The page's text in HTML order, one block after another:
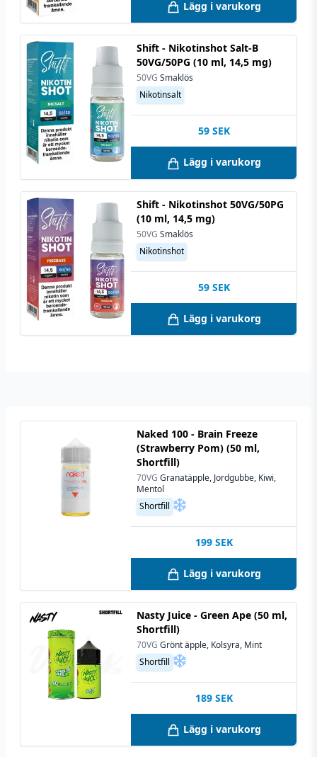
Lägg i varukorg
Shift - Nikotinshot Salt-B
50VG/50PG (10 ml, 14,5 mg)
50VG Smaklös
Nikotinsalt
59 SEK
Lägg i varukorg
Shift - Nikotinshot 50VG/50PG
(10 ml, 14,5 mg)
50VG Smaklös
Nikotinshot
59 SEK
Lägg i varukorg
Naked 100 - Brain Freeze
(Strawberry Pom) (50 ml,
Shortfill)
70VG Granatäpple, Jordgubbe, Kiwi,
Mentol
Shortfill
199 SEK
Lägg i varukorg
Nasty Juice - Green Ape (50 ml,
Shortfill)
70VG Grönt äpple, Kolsyra, Mint
Shortfill
189 SEK
Lägg i varukorg